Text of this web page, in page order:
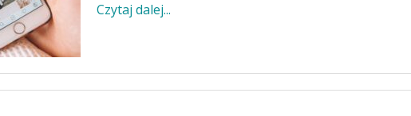
Czytaj dalej...